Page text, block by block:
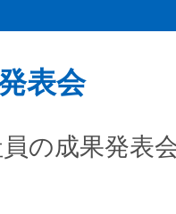
表会
の成果発表